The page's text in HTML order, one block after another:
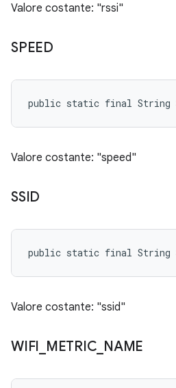
Valore costante: "rssi"
SPEED
public static final String
Valore costante: "speed"
SSID
public static final String
Valore costante: "ssid"
WIFI METRIC NAME